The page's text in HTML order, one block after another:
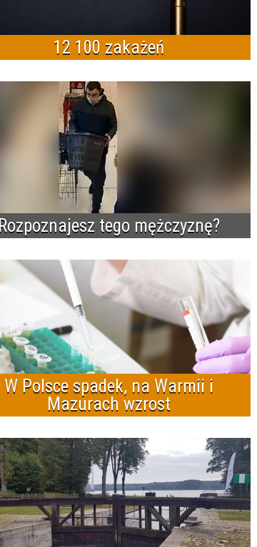
12 100 zakażeń
Rozpoznajesz tego mężczyznę?
W Polsce spadek, na Warmii i
Mazurach wzrost